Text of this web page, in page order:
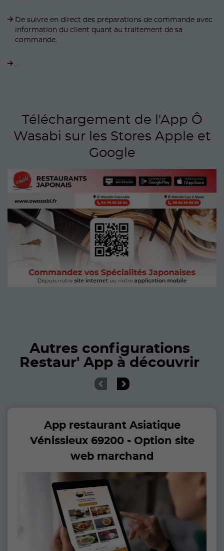
De suivre en direct des préparations de commande avec
information du client quant au traitement de sa
commande.
...
Téléchargement de l'App Ô
Wasabi sur les Stores Apple et
Google
Autres configurations
Restaur' App à découvrir
App restaurant Asiatique
Vénissieux 69200 - Option site
web marchand